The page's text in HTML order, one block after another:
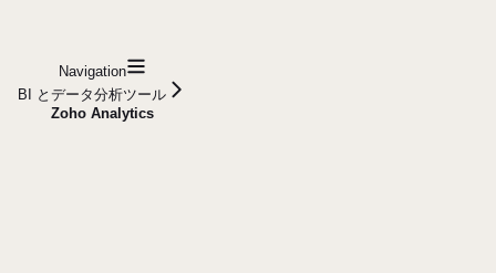
Navigation
BI とデータ分析ツール
Zoho Analytics